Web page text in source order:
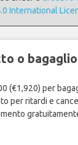
International
o
(€1,920) per
per ritardi e